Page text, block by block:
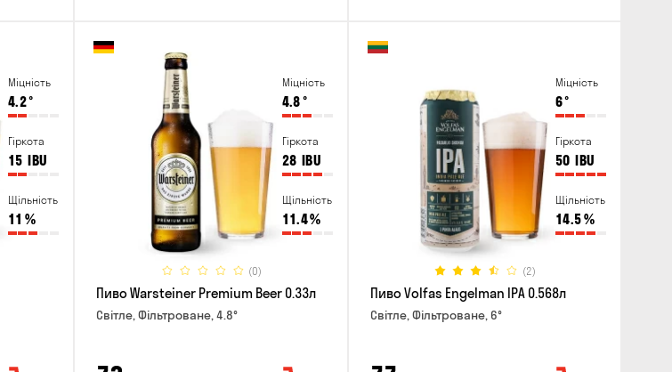
Міцність
4.2°
Гіркота
15 IBU
Щільність
11 %
Міцність
4.8°
Гіркота
28 IBU
Щільність
11.4%
(0)
Пиво Warsteiner Premium Beer 0.33л
Світле, Фільтроване, 4.8°
Міцність
6°
Гіркота
50 IBU
Щільність
14.5%
(2)
Пиво Volfas Engelman IPA 0.568л
Світле, Фільтроване, 6°